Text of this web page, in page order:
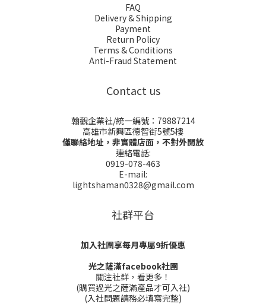
FAQ
Delivery & Shipping
Payment
Return Policy
Terms & Conditions
Anti-Fraud Statement
Contact us
翰觀企業社/統一編號：79887214
高雄市新興區德智街5號5樓
僅聯絡地址，非實體店面，不對外開放
連絡電話:
0919-078-463
E-mail:
lightshaman0328@gmail.com
社群平台
加入社團享每月專屬9折優惠
光之薩滿facebook社團
關注社群，看更多！
(購買過光之薩滿產品才可入社)
(入社問題請務必填寫完整)